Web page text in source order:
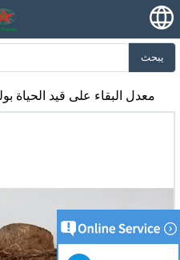
يبحث
99٪ معدل البقاء على قيد الحياة